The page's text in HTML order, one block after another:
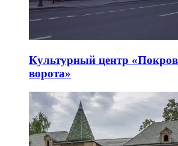
Культурный центр
ворота»